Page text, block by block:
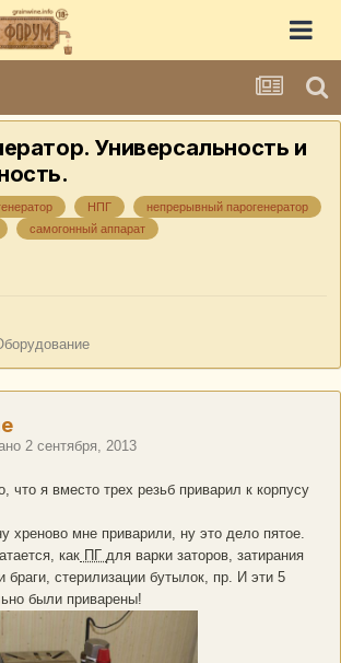
Универсальность и
НПГ
непрерывный парогенератор
самогонный аппарат
2 сентября, 2013
что я вместо трех резьб приварил к корпусу
хреново мне приварили, ну это дело пятое.
как ПГ для варки заторов, затирания
браги, стерилизации бутылок, пр. И эти 5
были приварены!